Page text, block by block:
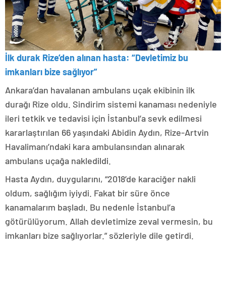
İlk durak Rize’den alınan hasta: “Devletimiz bu
imkanları bize sağlıyor”
Ankara’dan havalanan ambulans uçak ekibinin ilk
durağı Rize oldu. Sindirim sistemi kanaması nedeniyle
ileri tetkik ve tedavisi için İstanbul’a sevk edilmesi
kararlaştırılan 66 yaşındaki Abidin Aydın, Rize-Artvin
Havalimanı’ndaki kara ambulansından alınarak
ambulans uçağa nakledildi.
Hasta Aydın, duygularını, “2018’de karaciğer nakli
oldum, sağlığım iyiydi. Fakat bir süre önce
kanamalarım başladı. Bu nedenle İstanbul’a
götürülüyorum. Allah devletimize zeval vermesin, bu
imkanları bize sağlıyorlar.” sözleriyle dile getirdi.